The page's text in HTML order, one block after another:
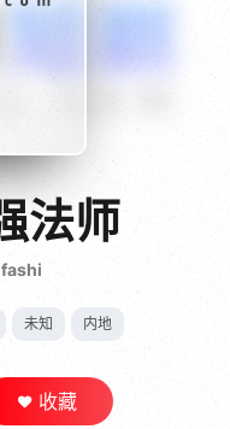
法师
未知 内地
收藏